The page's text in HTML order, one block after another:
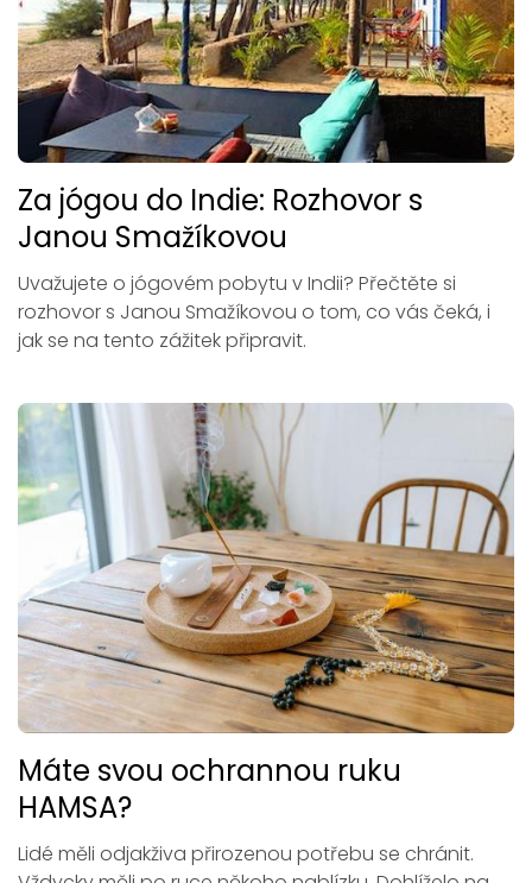
Za jógou do Indie: Rozhovor s
Janou Smažíkovou
Uvažujete o jógovém pobytu v Indii? Přečtěte si
rozhovor s Janou Smažíkovou o tom, co vás čeká, i
jak se na tento zážitek připravit.
Máte svou ochrannou ruku
HAMSA?
Lidé měli odjakživa přirozenou potřebu se chránit.